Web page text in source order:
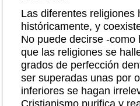
Las diferentes religiones
históricamente, y
No puede decirse -
que las religiones se
grados de perfección
ser superadas unas por
inferiores se hagan
Cristianismo purifica y